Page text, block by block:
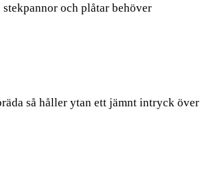
och plåtar behöver
så håller ytan ett jämnt intryck över